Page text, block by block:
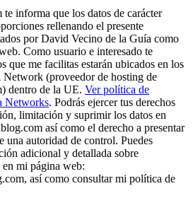
informa que los datos de carácter
rellenando el presente
por David Vecino de la Guía como
Como usuario e interesado te
que me facilitas estarán ubicados en los
Network (proveedor de hosting de
dentro de la UE. Ver política de
Networks. Podrás ejercer tus derechos
limitación y suprimir los datos en
así como el derecho a presentar
una autoridad de control. Puedes
adicional y detallada sobre
mi página web:
así como consultar mi política de